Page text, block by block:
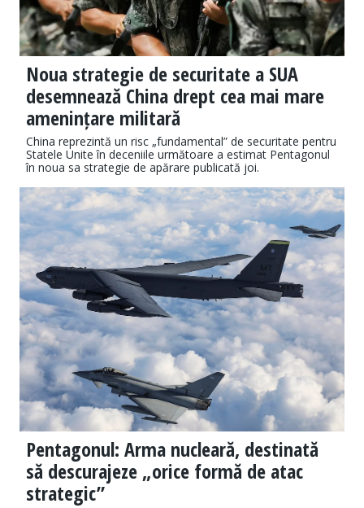
Noua strategie de securitate a SUA
desemnează China drept cea mai mare
amenințare militară
China reprezintă un risc „fundamental” de securitate pentru
Statele Unite în deceniile următoare a estimat Pentagonul
în noua sa strategie de apărare publicată joi.
Pentagonul: Arma nucleară, destinată
să descurajeze „orice formă de atac
strategic”